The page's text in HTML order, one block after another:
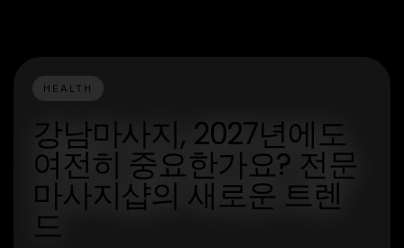
HEALTH
강남마사지, 2027년에도
여전히 중요한가요? 전문
마사지샵의 새로운 트렌
드